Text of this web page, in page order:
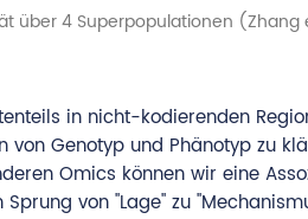
über 4 Superpopulationen (Zhang
in nicht-kodierenden
Genotyp und Phänotyp zu
Omics können wir eine
von "Lage" zu